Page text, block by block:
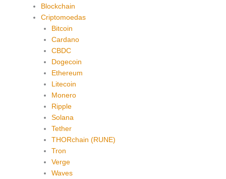
Blockchain
Criptomoedas
Bitcoin
Cardano
CBDC
Dogecoin
Ethereum
Litecoin
Monero
Ripple
Solana
Tether
THORchain (RUNE)
Tron
Verge
Waves